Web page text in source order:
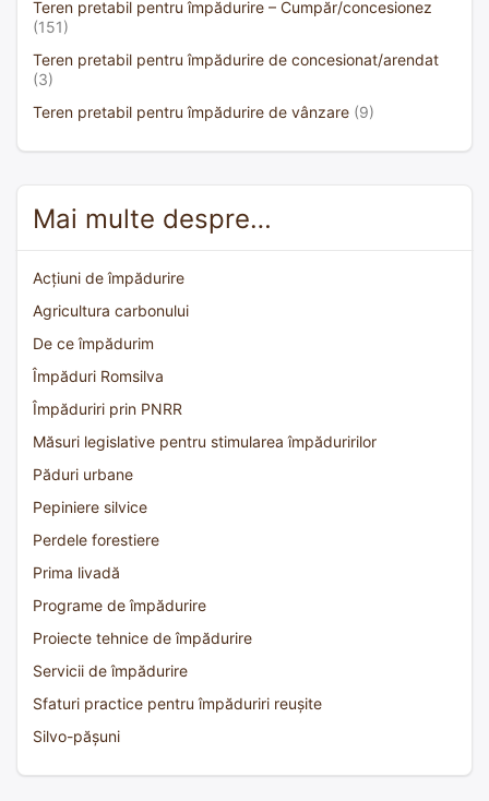
Teren pretabil pentru împădurire – Cumpăr/concesionez
(151)
Teren pretabil pentru împădurire de concesionat/arendat
(3)
Teren pretabil pentru împădurire de vânzare (9)
Mai multe despre…
Acțiuni de împădurire
Agricultura carbonului
De ce împădurim
Împăduri Romsilva
Împăduriri prin PNRR
Măsuri legislative pentru stimularea împăduririlor
Păduri urbane
Pepiniere silvice
Perdele forestiere
Prima livadă
Programe de împădurire
Proiecte tehnice de împădurire
Servicii de împădurire
Sfaturi practice pentru împăduriri reușite
Silvo-pășuni